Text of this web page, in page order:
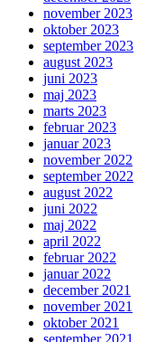
november 2023
oktober 2023
september 2023
august 2023
juni 2023
maj 2023
marts 2023
februar 2023
januar 2023
november 2022
september 2022
august 2022
juni 2022
maj 2022
april 2022
februar 2022
januar 2022
december 2021
november 2021
oktober 2021
september 2021